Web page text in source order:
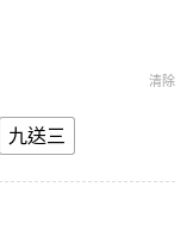
九送三
清除